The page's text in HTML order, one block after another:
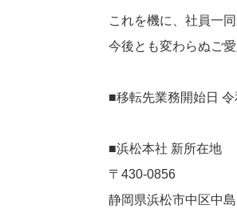
これを機に、社員一
今後とも変わらぬご
■移転先業務開始日
■浜松本社 新所在地
〒430-0856
静岡県浜松市中区中